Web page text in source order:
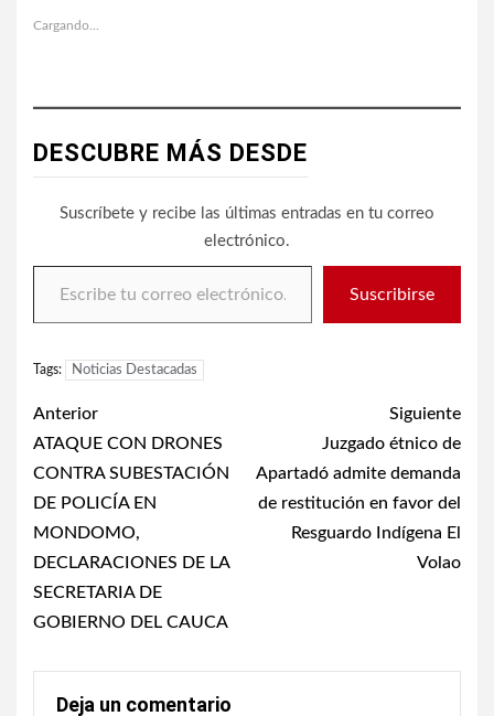
Cargando...
DESCUBRE MÁS DESDE
Suscríbete y recibe las últimas entradas en tu correo
electrónico.
Escribe tu correo electrónico…
Suscribirse
Tags: Noticias Destacadas
Post
navigation
Anterior
ATAQUE CON DRONES
CONTRA SUBESTACIÓN
DE POLICÍA EN
MONDOMO,
DECLARACIONES DE LA
SECRETARIA DE
GOBIERNO DEL CAUCA
Siguiente
Juzgado étnico de
Apartadó admite demanda
de restitución en favor del
Resguardo Indígena El
Volao
Deja un comentario